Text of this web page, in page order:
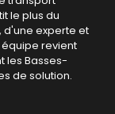
le plus du
d'une experte et
revient
les Basses-
de solution.